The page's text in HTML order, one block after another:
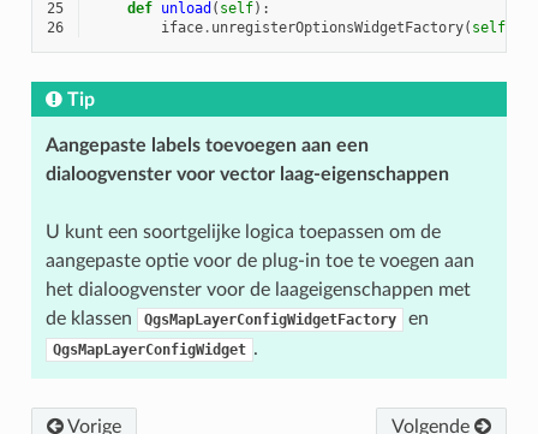
25
def unload ( self):
26
iface. unregisterOptionsWidgetFactory( self.
Tip
Aangepaste labels toevoegen aan een
dialoogvenster voor vector laag-eigenschappen
U kunt een soortgelijke logica toepassen om de
aangepaste optie voor de plug-in toe te voegen aan
het dialoogvenster voor de laageigenschappen met
de klassen
QgsMapLayerConfigWidgetFactory en
QgsMapLayerConfigWidget .
Vorige Volgende